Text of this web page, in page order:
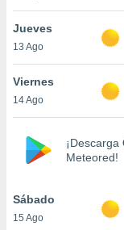
de
cookies
aceptar
Jueves
13 Ago
Viernes
14 Ago
¡Descarga
Meteored!
Sábado
15 Ago